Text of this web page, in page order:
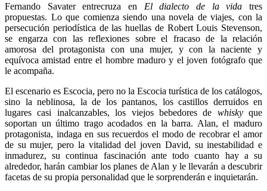
Fernando Savater entrecruza en El dialecto de la vida tres
propuestas. Lo que comienza siendo una novela de viajes, con la
persecución periodística de las huellas de Robert Louis Stevenson,
se engarza con las reflexiones sobre el fracaso de la relación
amorosa del protagonista con una mujer, y con la naciente y
equívoca amistad entre el hombre maduro y el joven fotógrafo que
le acompaña.
El escenario es Escocia, pero no la Escocia turística de los catálogos,
sino la neblinosa, la de los pantanos, los castillos derruidos en
lugares casi inalcanzables, los viejos bebedores de whiskyque
soportan un último trago acodados en la barra. Alan, el maduro
protagonista, indaga en sus recuerdos el modo de recobrar el amor
de su mujer, pero la vitalidad del joven David, su inestabilidad e
inmadurez, su continua fascinación ante todo cuanto hay a su
alrededor, harán cambiar los planes de Alan y le llevarán a descubrir
facetas de su propia personalidad que le sorprenderán e inquietarán.